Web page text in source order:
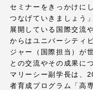
セミナーをきっかけに
つなげていきましょう
展開している国際交流
からはユニバーシティ
ジャー（国際担当）が
との交流やその成果に
マリーシー副学長は、
者育成プログラム「高
TOKAIス
ニュース